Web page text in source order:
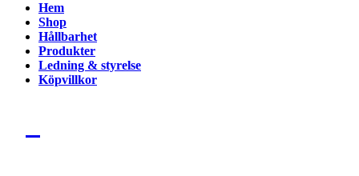
Hem
Shop
Hållbarhet
Produkter
Ledning & styrelse
Köpvillkor